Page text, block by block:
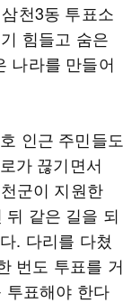
천3동 투표소
힘들고 숨은
나라를 만들어
인근 주민들도
가 끊기면서
군이 지원한
같은 길을 되
. 다리를 다쳤
번도 투표를 거
투표해야 한다